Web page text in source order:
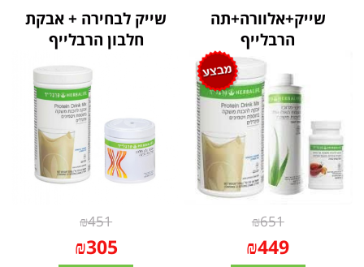
שייק+אלוורה+תה
הרבלייף
₪651
₪449
שייק לבחירה + אבקת
חלבון הרבלייף
₪451
₪305